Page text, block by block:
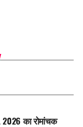
2026 का रोमांचक